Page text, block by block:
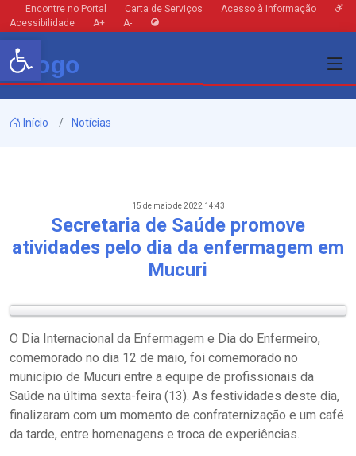
Encontre no Portal Carta de Serviços
Acesso à Informação
Acessibilidade
A+ A-
Início Notícias
15 de maio de 2022 14:43
Secretaria de Saúde promove
atividades pelo dia da enfermagem em
Mucuri
O Dia Internacional da Enfermagem e Dia do Enfermeiro,
comemorado no dia 12 de maio, foi comemorado no
município de Mucuri entre a equipe de profissionais da
Saúde na última sexta-feira (13). As festividades deste dia,
finalizaram com um momento de confraternização e um café
da tarde, entre homenagens e troca de experiências.
Barra de Ferramentas Aberta